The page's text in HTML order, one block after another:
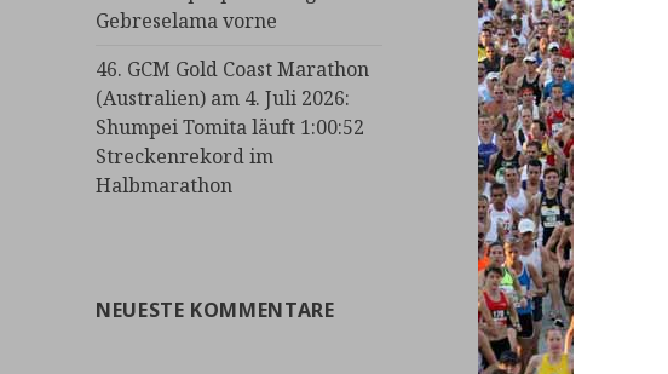
Gebreselama vorne
46. GCM Gold Coast Marathon
(Australien) am 4. Juli 2026:
Shumpei Tomita läuft 1:00:52
Streckenrekord im
Halbmarathon
NEUESTE KOMMENTARE